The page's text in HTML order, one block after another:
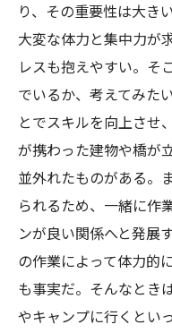
り、その重要性は大き
大変な体力と集中力が
レスも抱えやすい。そ
でいるか、考えてみた
とでスキルを向上させ
が携わった建物や橋が
並外れたものがある。
られるため、一緒に作
ンが良い関係へと発展
の作業によって体力的
も事実だ。そんなとき
やキャンプに行くとい